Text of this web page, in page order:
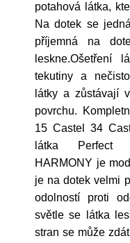
potahová látka,
Na dotek se
příjemná na
leskne.Ošetření
tekutiny a
látky a zůstávají
povrchu.
15 Castel 34
látka Perfect
HARMONY je
je na dotek velmi
odolností proti
světle se látka
stran se může